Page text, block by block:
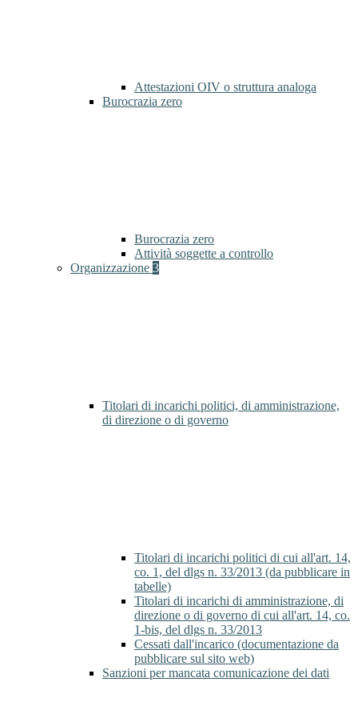
Attestazioni OIV o struttura analoga
Burocrazia zero
Burocrazia zero
Attività soggette a controllo
Organizzazione 3
Titolari di incarichi politici, di amministrazione,
di direzione o di governo
Titolari di incarichi politici di cui all'art. 14,
co. 1, del dlgs n. 33/2013 (da pubblicare in
tabelle)
Titolari di incarichi di amministrazione, di
direzione o di governo di cui all'art. 14, co.
1-bis, del dlgs n. 33/2013
Cessati dall'incarico (documentazione da
pubblicare sul sito web)
Sanzioni per mancata comunicazione dei dati